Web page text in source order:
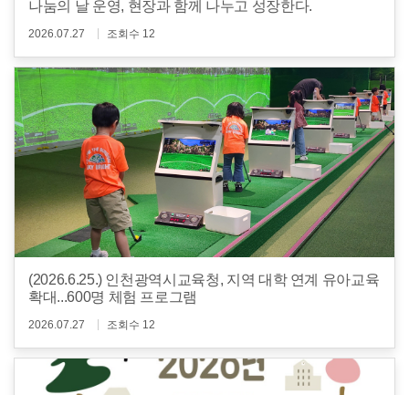
나눔의 날 운영, 현장과 함께 나누고 성장한다.
2026.07.27 조회수 12
(2026.6.25.) 인천광역시교육청, 지역 대학 연계 유아교육
확대...600명 체험 프로그램
2026.07.27 조회수 12